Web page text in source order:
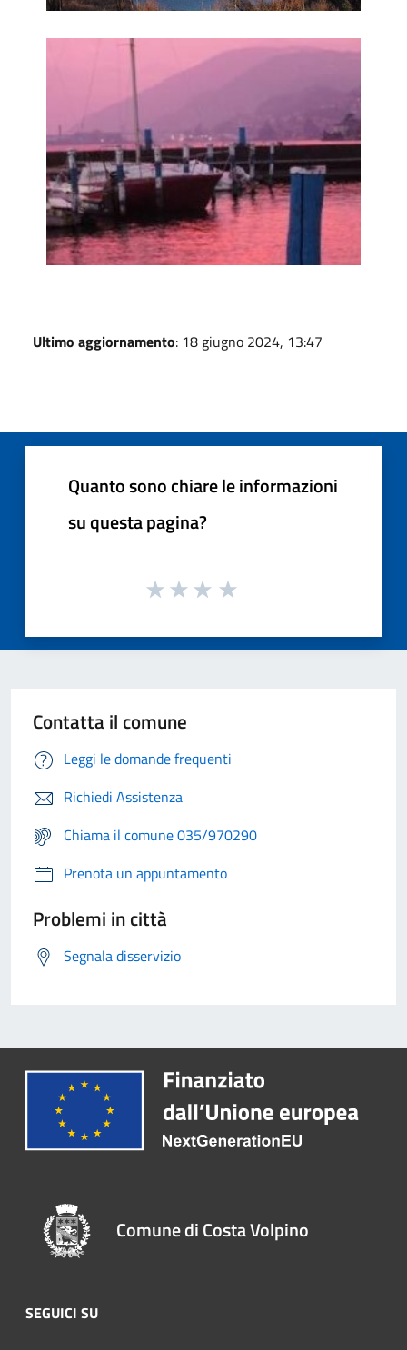
Ultimo aggiornamento: 18 giugno 2024, 13:47
Quanto sono chiare le informazioni
su questa pagina?
Contatta il comune
Leggi le domande frequenti
Richiedi Assistenza
Chiama il comune 035/970290
Prenota un appuntamento
Problemi in città
Segnala disservizio
Comune di Costa Volpino
SEGUICI SU